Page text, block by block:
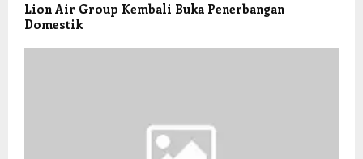
Lion Air Group Kembali Buka Penerbangan
Domestik